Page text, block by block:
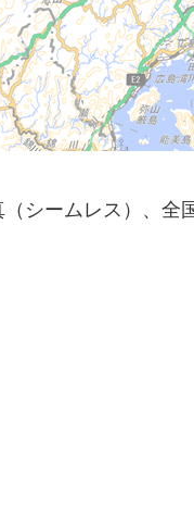
シームレス）、全